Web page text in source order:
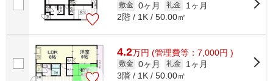
敷金 0ヶ月 礼金
1ヶ月
2階 / 1K / 50.00㎡
4.2万円 (管理費等：7,000円 )
敷金 0ヶ月 礼金
1ヶ月
3階 / 1K / 50.00㎡